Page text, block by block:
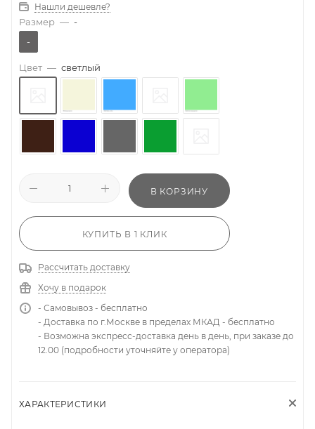
Нашли дешевле?
Размер — -
-
Цвет — светлый
В КОРЗИНУ
КУПИТЬ В 1 КЛИК
Рассчитать доставку
Хочу в подарок
- Самовывоз - бесплатно
- Доставка по г.Москве в пределах МКАД - бесплатно
- Возможна экспресс-доставка день в день, при заказе до
12.00 (подробности уточняйте у оператора)
ХАРАКТЕРИСТИКИ